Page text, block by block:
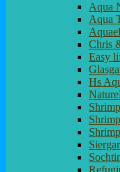
Aqua
Aqua
Aquael
Chris
Easy
Hs